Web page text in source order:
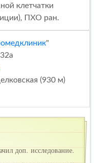
клетчатки
ПХО ран.
"
(930 м)
доп. исследование.